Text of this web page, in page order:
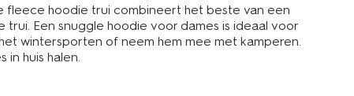
fleece hoodie trui combineert het beste van een
Een snuggle hoodie voor dames is ideaal voor
wintersporten of neem hem mee met kamperen.
huis halen.